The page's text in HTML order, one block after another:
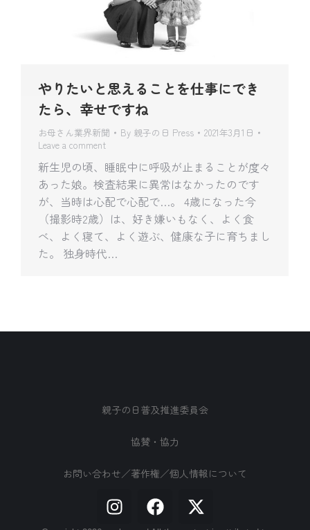
やりたいと思えることを仕事にでき
たら、幸せですね
お母さん業界新聞 By 親子の日 Press
2021年3月1日
Leave a comment
新生児の頃、睡眠中に呼吸が止まることが度々
あった娘。検査結果に異常はなかったのです
が、当時は心配で心配で…。 4歳になった今
（撮影時2歳）は、好き嫌いもなく、よく食
べ、よく寝て、よく遊ぶ、健康な子に育ちまし
た。 独身時代…
親子の日普及推進委員会
協賛・協力
お問い合わせ／著作権／個人情報について